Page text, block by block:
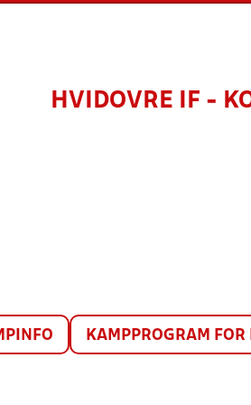
HVIDOVRE IF -
KAMPPROGRAM FOR